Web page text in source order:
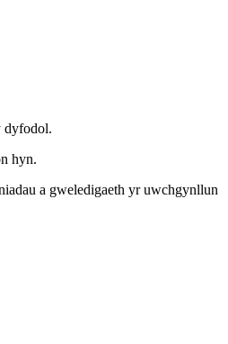
dyfodol.
hyn.
a gweledigaeth yr uwchgynllun